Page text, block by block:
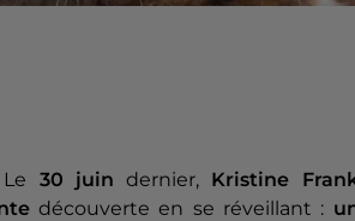
30 juindernier, Kristine
découverte en se réveillant :